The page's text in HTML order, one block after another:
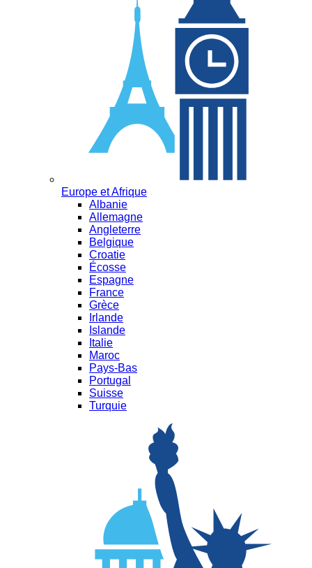
Europe et Afrique
Albanie
Allemagne
Angleterre
Belgique
Croatie
Écosse
Espagne
France
Grèce
Irlande
Islande
Italie
Maroc
Pays-Bas
Portugal
Suisse
Turquie